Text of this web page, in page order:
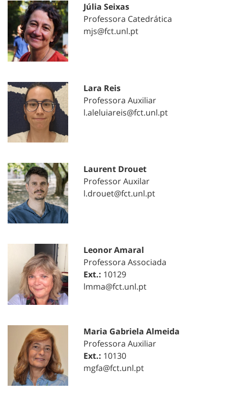
Júlia Seixas
Professora Catedrática
mjs@fct.unl.pt
Lara Reis
Professora Auxiliar
l.aleluiareis@fct.unl.pt
Laurent Drouet
Professor Auxilar
l.drouet@fct.unl.pt
Leonor Amaral
Professora Associada
Ext.: 10129
lmma@fct.unl.pt
Maria Gabriela Almeida
Professora Auxiliar
Ext.: 10130
mgfa@fct.unl.pt